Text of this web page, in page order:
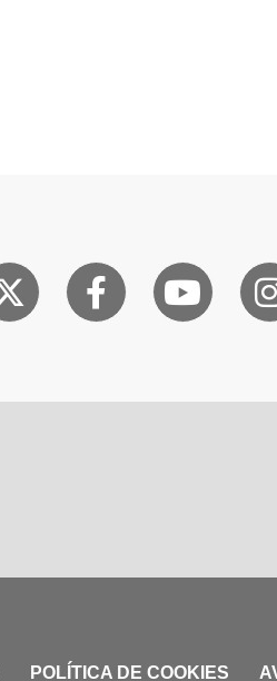
POLÍTICA DE COOKIES